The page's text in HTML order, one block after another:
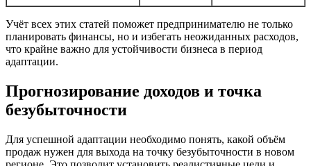
Учёт всех этих статей поможет предпринимателю не только
планировать финансы, но и избегать неожиданных расходов,
что крайне важно для устойчивости бизнеса в период
адаптации.
Прогнозирование доходов и точка
безубыточности
Для успешной адаптации необходимо понять, какой объём
продаж нужен для выхода на точку безубыточности в новом